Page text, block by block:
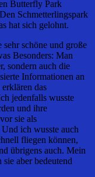
Butterfly Park
Schmetterlingspark
hat sich gelohnt.
schöne und große
Besonders: Man
sondern auch die
Informationen an
das
jedenfalls wusste
und ihre
sie als
ich wusste auch
fliegen können,
übrigens auch. Mein
aber bedeutend